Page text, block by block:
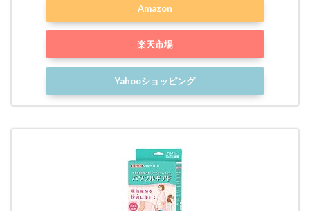
Amazon
楽天市場
Yahooショッピング